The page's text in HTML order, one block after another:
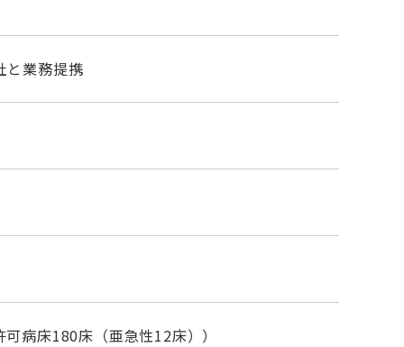
と業務提携
病床180床（亜急性12床））